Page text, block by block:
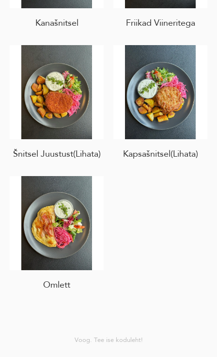
Kanašnitsel Friikad Viineritega
Šnitsel Juustust(Lihata) Kapsašnitsel(Lihata)
Omlett
Voog. Tee ise koduleht!